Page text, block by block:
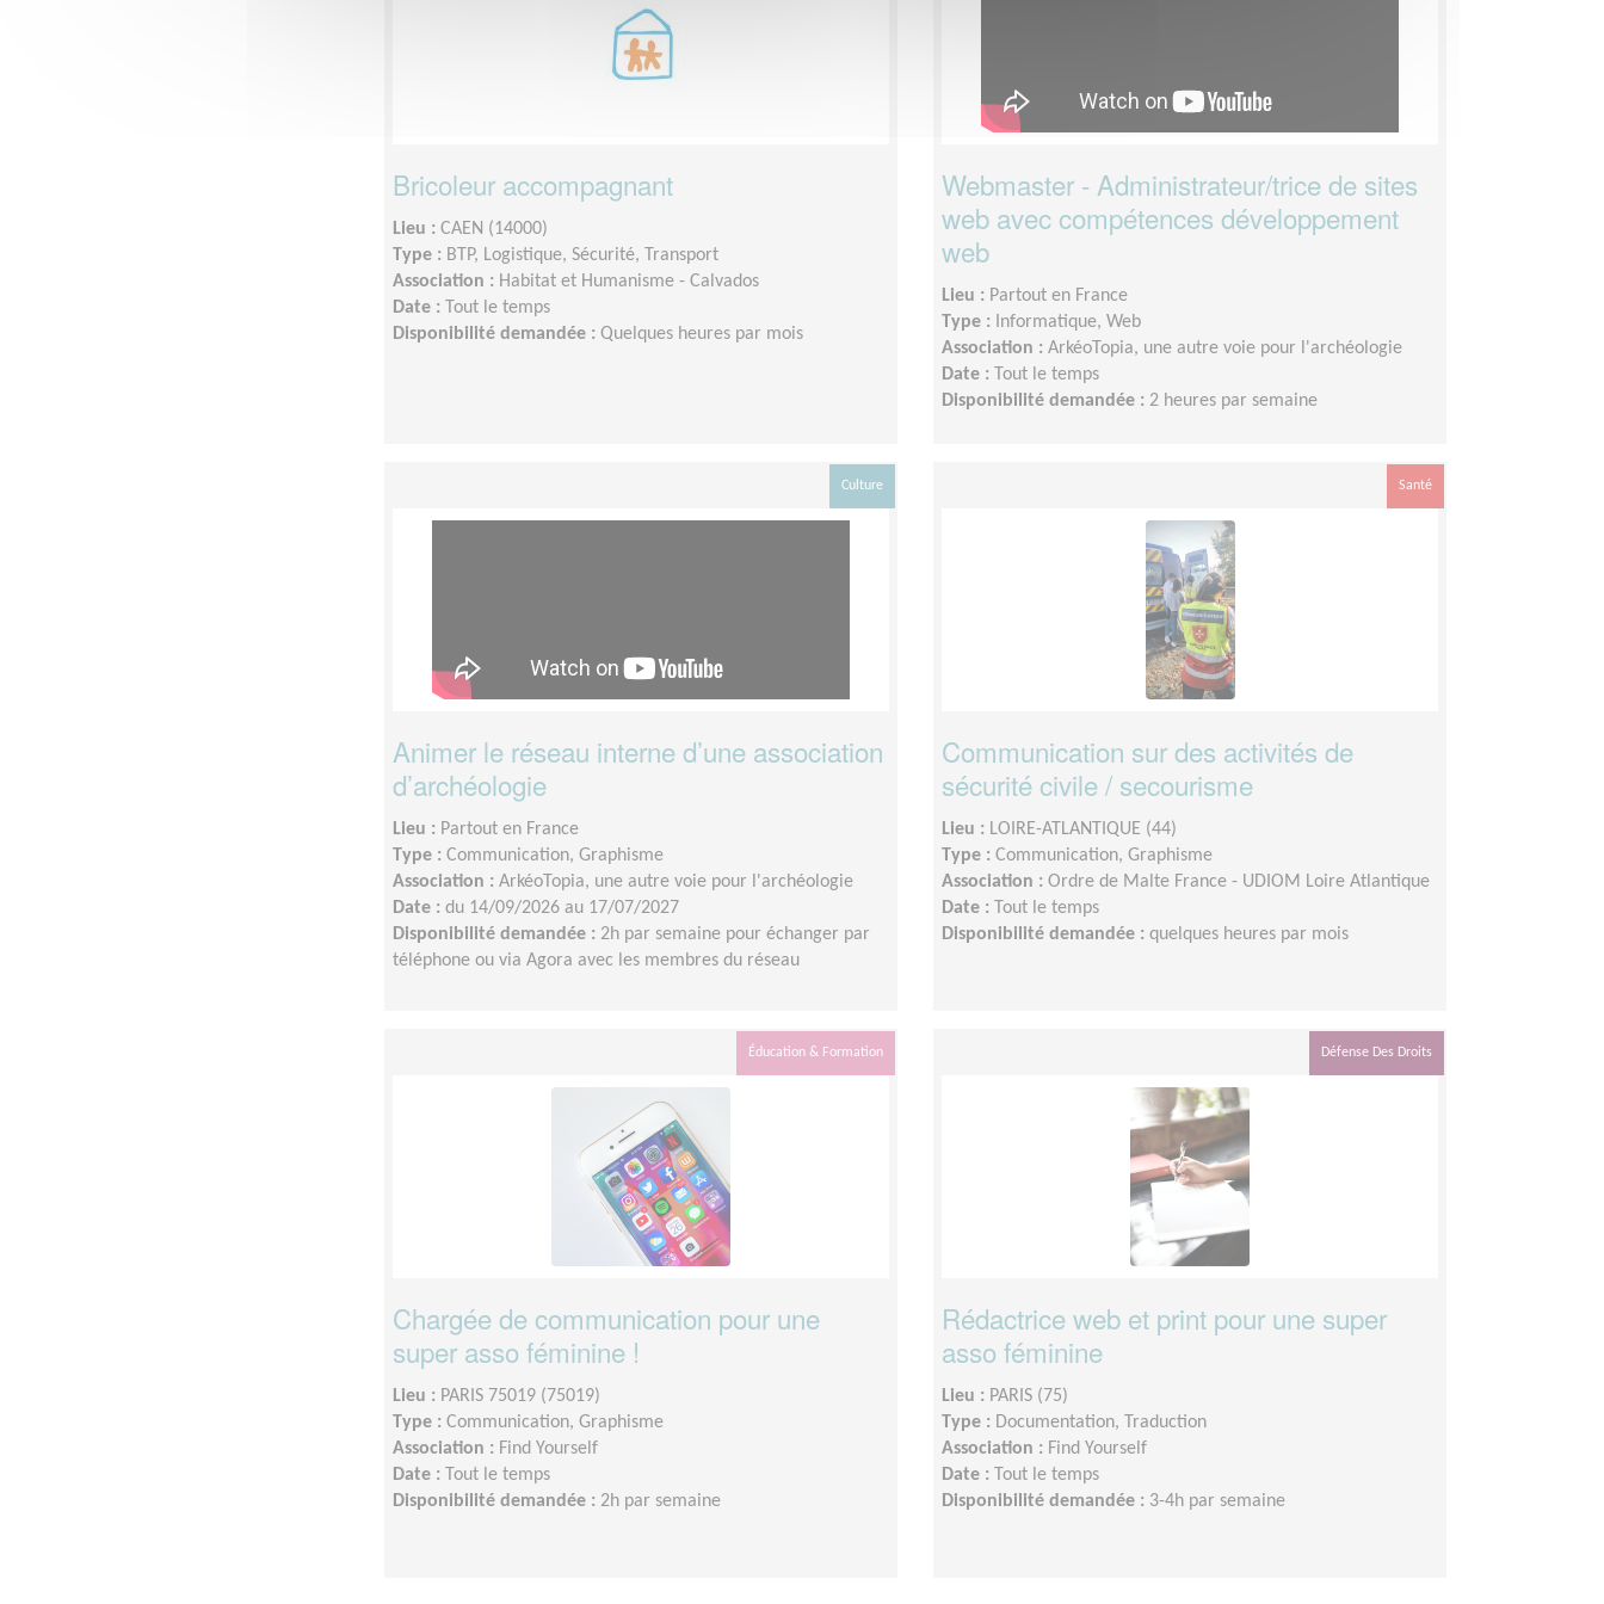
Bricoleur accompagnant
Lieu : CAEN (14000)
Type : BTP, Logistique, Sécurité, Transport
Association : Habitat et Humanisme - Calvados
Date :
Tout le temps
Disponibilité demandée : Quelques heures par mois
Webmaster - Administrateur/trice de sites
web avec compétences développement
web
Lieu : Partout en France
Type :
Informatique, Web
Association : ArkéoTopia, une autre voie pour l'archéologie
Date :
Tout le temps
Disponibilité demandée : 2 heures par semaine
Culture
Animer le réseau interne d’une association
d’archéologie
Lieu : Partout en France
Type : Communication, Graphisme
Association : ArkéoTopia, une autre voie pour l'archéologie
Date : du 14/09/2026 au 17/07/2027
Disponibilité demandée : 2h par semaine pour échanger par
téléphone ou via Agora avec les membres du réseau
Santé
Communication sur des activités de
sécurité civile / secourisme
Lieu : LOIRE-ATLANTIQUE (44)
Type : Communication, Graphisme
Association : Ordre de Malte France - UDIOM Loire Atlantique
Date :
Tout le temps
Disponibilité demandée : quelques heures par mois
Éducation & Formation
Chargée de communication pour une
super asso féminine !
Lieu : PARIS 75019 (75019)
Type : Communication, Graphisme
Association : Find Yourself
Date :
Tout le temps
Disponibilité demandée : 2h par semaine
Défense Des Droits
Rédactrice web et print pour une super
asso féminine
Lieu : PARIS (75)
Type : Documentation, Traduction
Association : Find Yourself
Date :
Tout le temps
Disponibilité demandée : 3-4h par semaine